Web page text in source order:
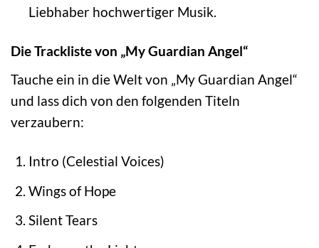
Liebhaber hochwertiger Musik.
Die Trackliste von „My Guardian Angel“
Tauche ein in die Welt von „My Guardian Angel“
und lass dich von den folgenden Titeln
verzaubern:
Intro (Celestial Voices)
Wings of Hope
Silent Tears